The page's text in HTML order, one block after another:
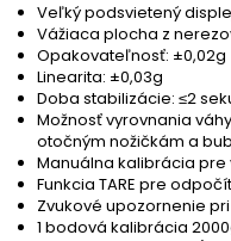
Veľký podsvietený
Vážiaca plocha z
Opakovateľnosť: ±0,02g
Linearita: ±0,03g
Doba stabilizácie: ≤2
Možnosť vyrovnania
otočným nožičkám a
Manuálna kalibrácia pre
Funkcia TARE pre
Zvukové upozornenie
1 bodová kalibrácia